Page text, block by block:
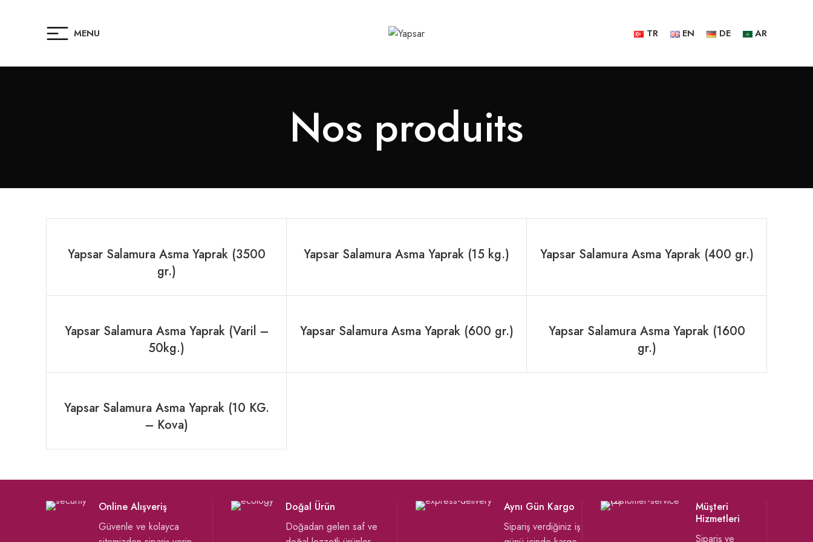
MENU TR EN DE AR
Nos produits
Yapsar Salamura Asma Yaprak (3500
gr.)
Yapsar Salamura Asma Yaprak (15 kg.) Yapsar Salamura Asma Yaprak (400 gr.)
Yapsar Salamura Asma Yaprak (Varil –
50kg.)
Yapsar Salamura Asma Yaprak (600 gr.)
Yapsar Salamura Asma Yaprak (1600
gr.)
Yapsar Salamura Asma Yaprak (10 KG.
– Kova)
Online Alışveriş
Güvenle ve kolayca
Doğal Ürün
Doğadan gelen saf ve
Aynı Gün Kargo
Sipariş verdiğiniz iş
Müşteri
Hizmetleri
Sipariş ve